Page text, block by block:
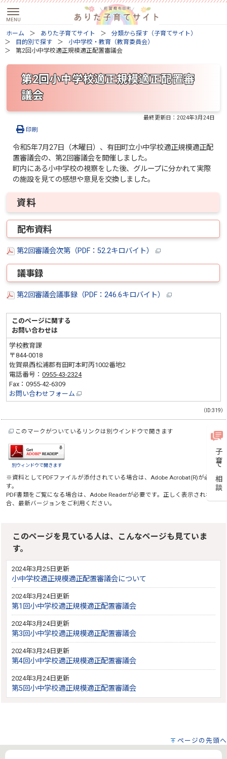
子育て相談
ホーム ありた子育てサイト
分類から探す（子育てサイト）
目的別で探す
小中学校・教育（教育委員会）
第2回小中学校適正規模適正配置審議会
第2回小中学校適正規模適正配置審
議会
最終更新日：2024年3月24日
印刷
令和5年7月27日（木曜日）、有田町立小中学校適正規模適正配
置審議会の、第2回審議会を開催しました。
町内にある小中学校の視察をした後、グループに分かれて実際
の施設を見ての感想や意見を交換しました。
資料
配布資料
第2回審議会次第（PDF：52.2キロバイト）
議事録
第2回審議会議事録（PDF：246.6キロバイト）
このページに関する
お問い合わせは
学校教育課
〒844-0018
佐賀県西松浦郡有田町本町丙1002番地2
電話番号：0955-43-2324
Fax：0955-42-6309
お問い合わせフォーム
（ID:319）
このマークがついているリンクは別ウインドウで開きます
別ウィンドウで開きます
※資料としてPDFファイルが添付されている場合は、Adobe Acrobat(R)が必要で
す。
PDF書類をご覧になる場合は、Adobe Readerが必要です。正しく表示されない場
合、最新バージョンをご利用ください。
このページを見ている人は、こんなページも見ていま
す。
2024年3月25日更新
小中学校適正規模適正配置審議会について
2024年3月24日更新
第1回小中学校適正規模適正配置審議会
2024年3月24日更新
第3回小中学校適正規模適正配置審議会
2024年3月24日更新
第4回小中学校適正規模適正配置審議会
2024年3月24日更新
第5回小中学校適正規模適正配置審議会
ページの先頭へ